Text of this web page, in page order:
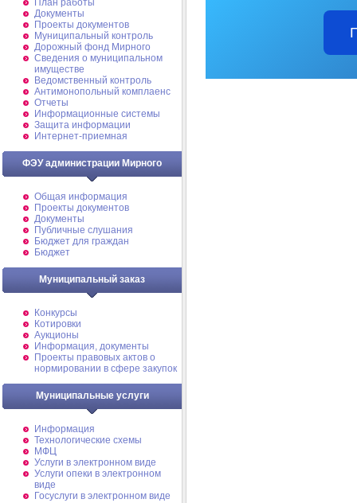
План работы
Документы
Проекты документов
Муниципальный контроль
Дорожный фонд Мирного
Cведения о муниципальном
имуществе
Ведомственный контроль
Антимонопольный комплаенс
Отчеты
Информационные системы
Защита информации
Интернет-приемная
ФЭУ администрации Мирного
Общая информация
Проекты документов
Документы
Публичные слушания
Бюджет для граждан
Бюджет
Муниципальный заказ
Конкурсы
Котировки
Аукционы
Информация, документы
Проекты правовых актов о
нормировании в сфере закупок
Муниципальные услуги
Информация
Технологические схемы
МФЦ
Услуги в электронном виде
Услуги опеки в электронном
виде
Госуслуги в электронном виде